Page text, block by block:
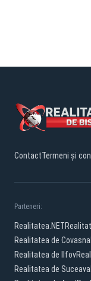
ContactTermeni și
Parteneri:
Realitatea.NET
Realitatea de Covasna
Realitatea de Ilfov
Realitatea de Suceava